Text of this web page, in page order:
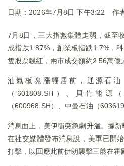
日期：2026年7月8日 下午3:22 作
7月8日，三大指數集體走弱，截至
成指跌1.87%，創業板指跌1.7%，
隻股票飄紅，兩市成交額約2.56萬億
油氣板塊漲幅居前，通源石油
（601808.SH）、貝肯能源
（600968.SH）、中曼石油（
消息面上，美伊衝突急劇升溫。據
在社交媒體發布消息說，美軍已開
打擊，以回應此前伊朗襲擊三艘在霍